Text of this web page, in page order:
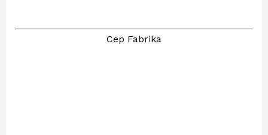
Cep Fabrika